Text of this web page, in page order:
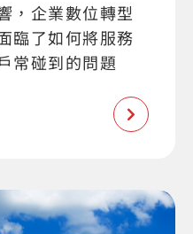
，企業數位轉型
臨了如何將服務
常碰到的問題